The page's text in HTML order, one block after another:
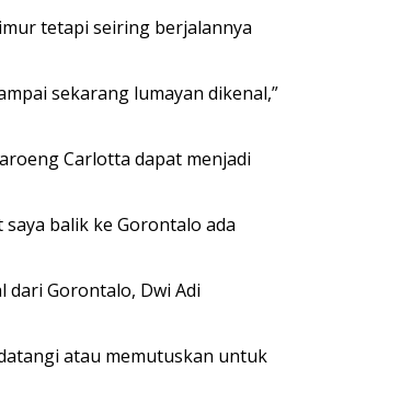
tetapi seiring berjalannya
sekarang lumayan dikenal,”
Carlotta dapat menjadi
balik ke Gorontalo ada
dari Gorontalo, Dwi Adi
atau memutuskan untuk